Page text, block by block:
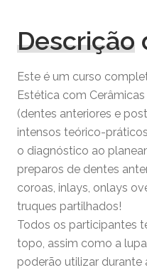
Descrição
Este é um curso
Estética com
(dentes anteriores e
intensos teórico-
o diagnóstico ao
preparos de dentes
coroas, inlays, onlays
truques partilhados!
Todos os participantes
topo, assim como a
poderão utilizar durante